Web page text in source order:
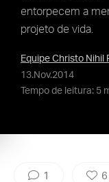
entorpecem a
projeto de vida.
Equipe Christo Nihil
13.Nov.2014
Tempo de leitura: 5
1 6